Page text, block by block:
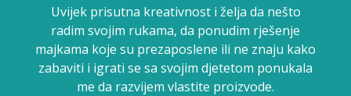
Uvijek prisutna kreativnost i želja da nešto
radim svojim rukama, da ponudim rješenje
majkama koje su prezaposlene ili ne znaju kako
zabaviti i igrati se sa svojim djetetom ponukala
me da razvijem vlastite proizvode.